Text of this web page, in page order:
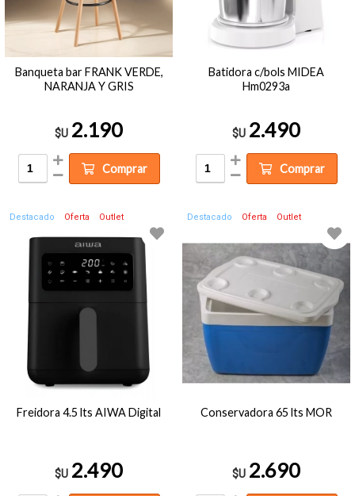
Banqueta bar FRANK VERDE,
NARANJA Y GRIS
$U 2.190
Comprar
Batidora c/bols MIDEA
Hm0293a
$U 2.490
Comprar
Destacado Oferta Outlet
Freidora 4.5 lts AIWA Digital
$U 2.490
Destacado Oferta Outlet
Conservadora 65 lts MOR
$U 2.690